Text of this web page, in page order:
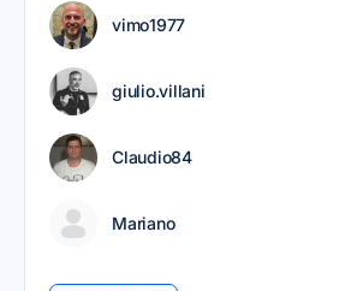
vimo1977
giulio.villani
Claudio84
Mariano